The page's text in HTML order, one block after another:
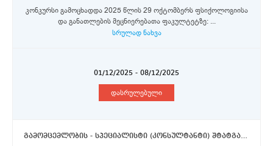
კონკურსი გამოცხადდა 2025 წლის 29 ოქტომბერს ფსიქოლოგიისა
და განათლების მეცნიერებათა ფაკულტეტზე: ...
სრულად ნახვა
01/12/2025 - 08/12/2025
დასრულებული
გამომცემლობის - სპეციალისტი (კონსულტანტი) შტატგარეშე პოზიცია